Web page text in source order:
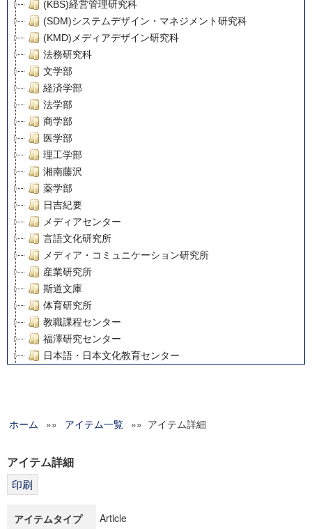
(KBS)経営管理研究科
(SDM)システムデザイン・マネジメント研究科
(KMD)メディアデザイン研究科
法務研究科
文学部
経済学部
法学部
商学部
医学部
理工学部
湘南藤沢
薬学部
日吉紀要
メディアセンター
言語文化研究所
メディア・コミュニケーション研究所
産業研究所
斯道文庫
体育研究所
教職課程センター
福澤研究センター
日本語・日本文化教育センター
グローバルリサーチインスティテュート
科学研究費補助金研究成果報告書
博士課程教育リーディングプログラム「超成熟社会発展のサ
ホーム »» アイテム一覧 »» アイテム詳細
アイテム詳細
アイテムタイプ Article